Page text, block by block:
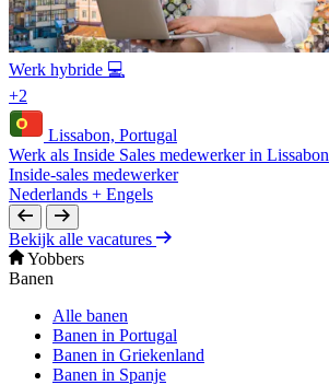
Werk hybride 💻
+2
Lissabon, Portugal
Werk als Inside Sales medewerker in Lissabon
Inside-sales medewerker
Nederlands + Engels
Bekijk alle vacatures
Yobbers
Banen
Alle banen
Banen in Portugal
Banen in Griekenland
Banen in Spanje